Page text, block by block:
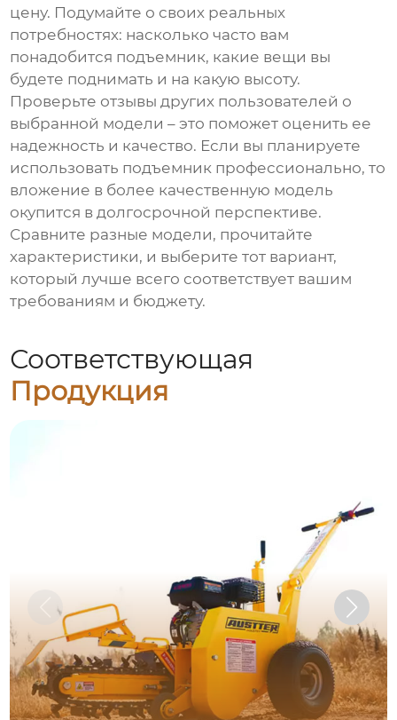
цену. Подумайте о своих реальных
потребностях: насколько часто вам
понадобится подъемник, какие вещи вы
будете поднимать и на какую высоту.
Проверьте отзывы других пользователей о
выбранной модели – это поможет оценить ее
надежность и качество. Если вы планируете
использовать подъемник профессионально, то
вложение в более качественную модель
окупится в долгосрочной перспективе.
Сравните разные модели, прочитайте
характеристики, и выберите тот вариант,
который лучше всего соответствует вашим
требованиям и бюджету.
Соответствующая
Продукция